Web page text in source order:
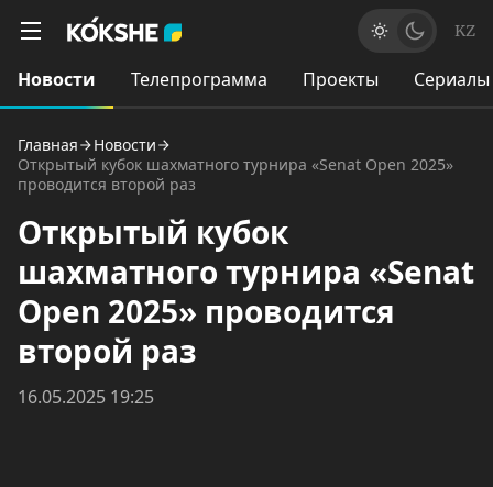
KZ
Новости Телепрограмма Проекты Сериалы
Главная
Новости
Открытый кубок шахматного турнира «Senat Open 2025»
проводится второй раз
Открытый кубок
шахматного турнира «Senat
Open 2025» проводится
второй раз
16.05.2025 19:25